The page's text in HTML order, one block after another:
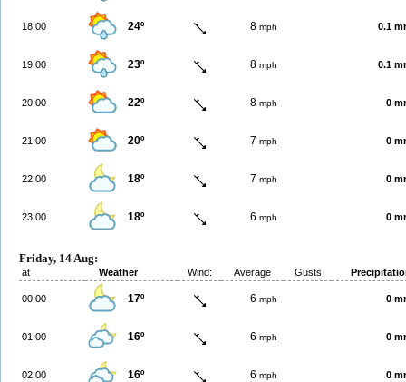
18:00 24º 8 mph 0.1
19:00 23º 8 mph 0.1
20:00 22º 8 mph 0
21:00 20º 7 mph 0
22:00 18º 7 mph 0
23:00 18º 6 mph 0
Friday, 14 Aug:
at Weather Wind: Average Gusts
00:00 17º 6 mph 0
01:00 16º 6 mph 0
02:00 16º 6 mph 0